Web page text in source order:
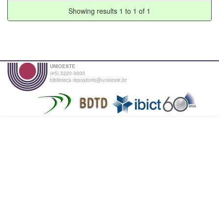
Showing results 1 to 1 of 1
UNIOESTE
(45) 3220-3000
biblioteca.repositorio@unioeste.br